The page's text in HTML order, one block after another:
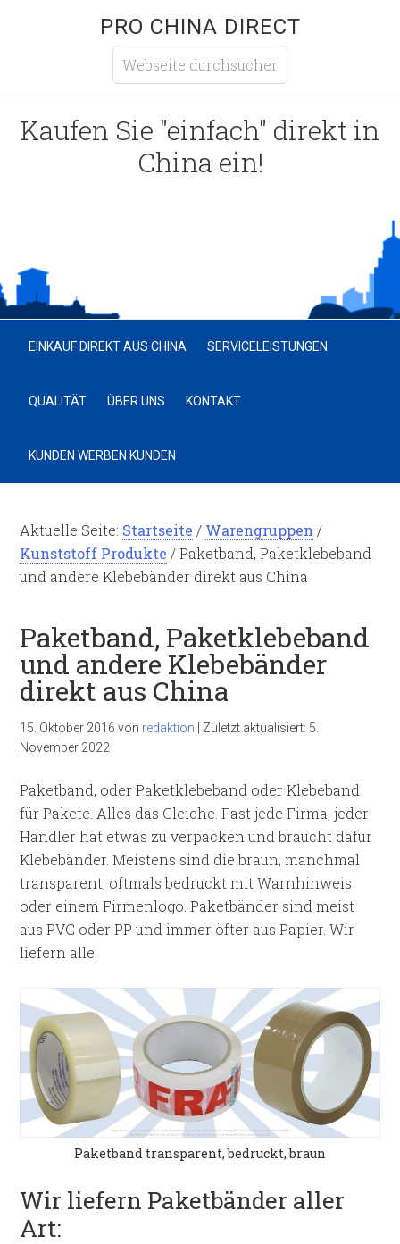
PRO CHINA DIRECT
Kaufen Sie "einfach" direkt in
China ein!
EINKAUF DIREKT AUS CHINA SERVICELEISTUNGEN
QUALITÄT ÜBER UNS KONTAKT
KUNDEN WERBEN KUNDEN
Aktuelle Seite: Startseite / Warengruppen /
Kunststoff Produkte /Paketband, Paketklebeband
und andere Klebebänder direkt aus China
Paketband, Paketklebeband
und andere Klebebänder
direkt aus China
15. Oktober 2016 von redaktion Zuletzt aktualisiert: 5.
November 2022
Paketband, oder Paketklebeband oder Klebeband
für Pakete. Alles das Gleiche. Fast jede Firma, jeder
Händler hat etwas zu verpacken und braucht dafür
Klebebänder. Meistens sind die braun, manchmal
transparent, oftmals bedruckt mit Warnhinweis
oder einem Firmenlogo. Paketbänder sind meist
aus PVC oder PP und immer öfter aus Papier. Wir
liefern alle!
Paketband transparent, bedruckt, braun
Wir liefern Paketbänder aller
Art: